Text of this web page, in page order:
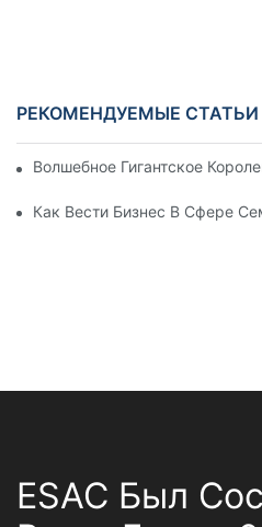
РЕКОМЕНДУЕМЫЕ СТАТЬИ
Волшебное Гигантское
Как Вести Бизнес В Сфере
ESAC Был